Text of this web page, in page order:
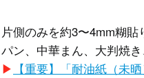
片側のみを約3〜4mm糊
パン、中華まん、大判焼
▶ 【重要】「耐油紙（未